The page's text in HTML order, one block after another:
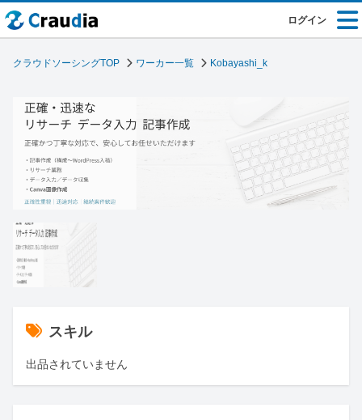
ログイン
クラウドソーシングTOP ワーカー一覧 Kobayashi_k
スキル
出品されていません